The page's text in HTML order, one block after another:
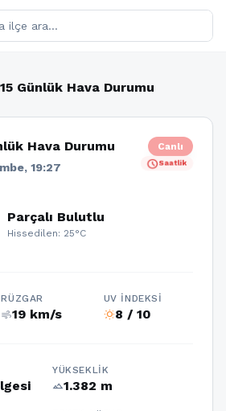
Günlük Hava Durumu
Hava Durumu
19:27
Canlı
scheduleSaatlik
Parçalı Bulutlu
Hissedilen: 25°C
RÜZGAR
air19 km/s
UV İNDEKSI
wb_sunny8 / 10
YÜKSEKLIK
terrain1.382 m